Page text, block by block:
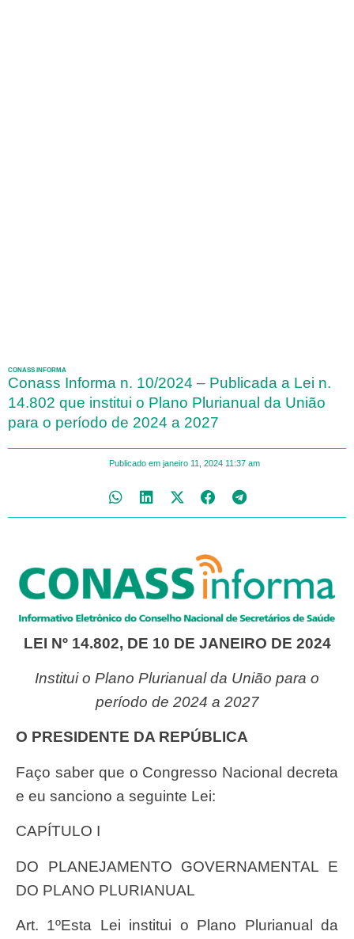
CONASS INFORMA
Conass Informa n. 10/2024 – Publicada a Lei n.
14.802 que institui o Plano Plurianual da União
para o período de 2024 a 2027
Publicado em janeiro 11, 2024 11:37 am
LEI Nº 14.802, DE 10 DE JANEIRO DE 2024
Institui o Plano Plurianual da União para o
período de 2024 a 2027
O PRESIDENTE DA REPÚBLICA
Faço saber que o Congresso Nacional decreta
e eu sanciono a seguinte Lei:
CAPÍTULO I
DO PLANEJAMENTO GOVERNAMENTAL E
DO PLANO PLURIANUAL
Art. 1ºEsta Lei institui o Plano Plurianual da